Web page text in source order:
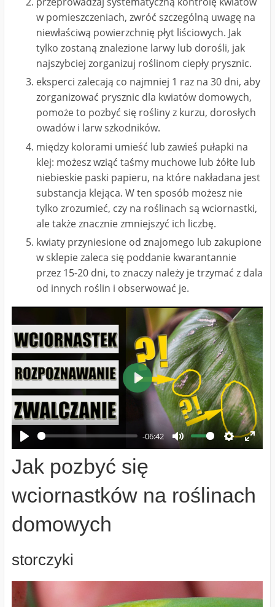
w pomieszczeniach, zwróć szczególną uwagę na
niewłaściwą powierzchnię płyt liściowych. Jak
tylko zostaną znalezione larwy lub dorośli, jak
najszybciej zorganizuj roślinom ciepły prysznic.
eksperci zalecają co najmniej 1 raz na 30 dni, aby
zorganizować prysznic dla kwiatów domowych,
pomoże to pozbyć się rośliny z kurzu, dorosłych
owadów i larw szkodników.
między kolorami umieść lub zawieś pułapki na
klej: możesz wziąć taśmy muchowe lub żółte lub
niebieskie paski papieru, na które nakładana jest
substancja klejąca. W ten sposób możesz nie
tylko zrozumieć, czy na roślinach są wciornastki,
ale także znacznie zmniejszyć ich liczbę.
kwiaty przyniesione od znajomego lub zakupione
w sklepie zaleca się poddanie kwarantannie
przez 15-20 dni, to znaczy należy je trzymać z dala
od innych roślin i obserwować je.
Play
-06:42
Mute SettingsEnter
Play
Jak pozbyć się
wciornastków na roślinach
domowych
storczyki